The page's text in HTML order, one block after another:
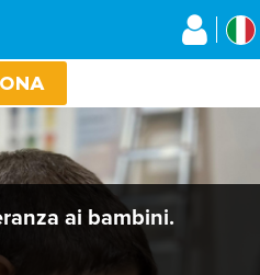
ai bambini.